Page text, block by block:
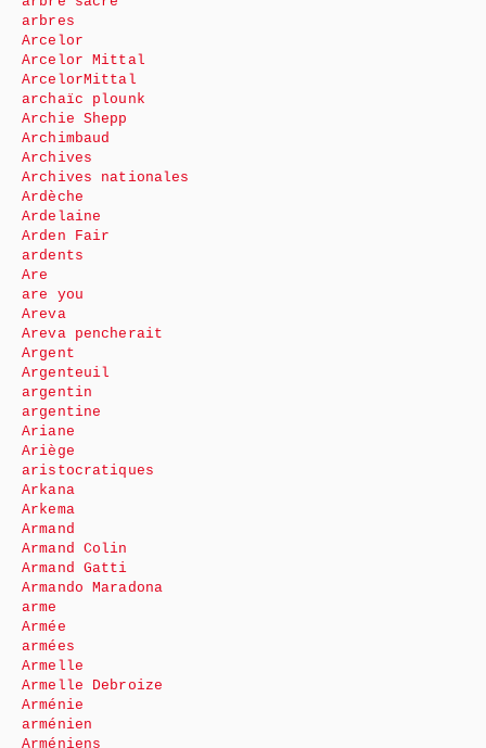
arbres
Arcelor
Arcelor Mittal
ArcelorMittal
archaïc plounk
Archie Shepp
Archimbaud
Archives
Archives nationales
Ardèche
Ardelaine
Arden Fair
ardents
Are
are you
Areva
Areva pencherait
Argent
Argenteuil
argentin
argentine
Ariane
Ariège
aristocratiques
Arkana
Arkema
Armand
Armand Colin
Armand Gatti
Armando Maradona
arme
Armée
armées
Armelle
Armelle Debroize
Arménie
arménien
Arméniens